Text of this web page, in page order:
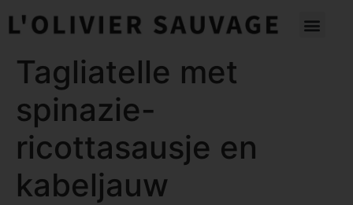
Tagliatelle met
spinazie-
ricottasausje en
kabeljauw